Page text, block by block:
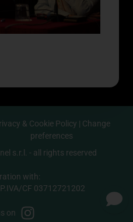
& Cookie Policy | Change
preferences
s.r.l. - all rights reserved
with:
CF 03712721202
on